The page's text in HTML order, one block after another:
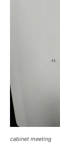
cabinet meeting